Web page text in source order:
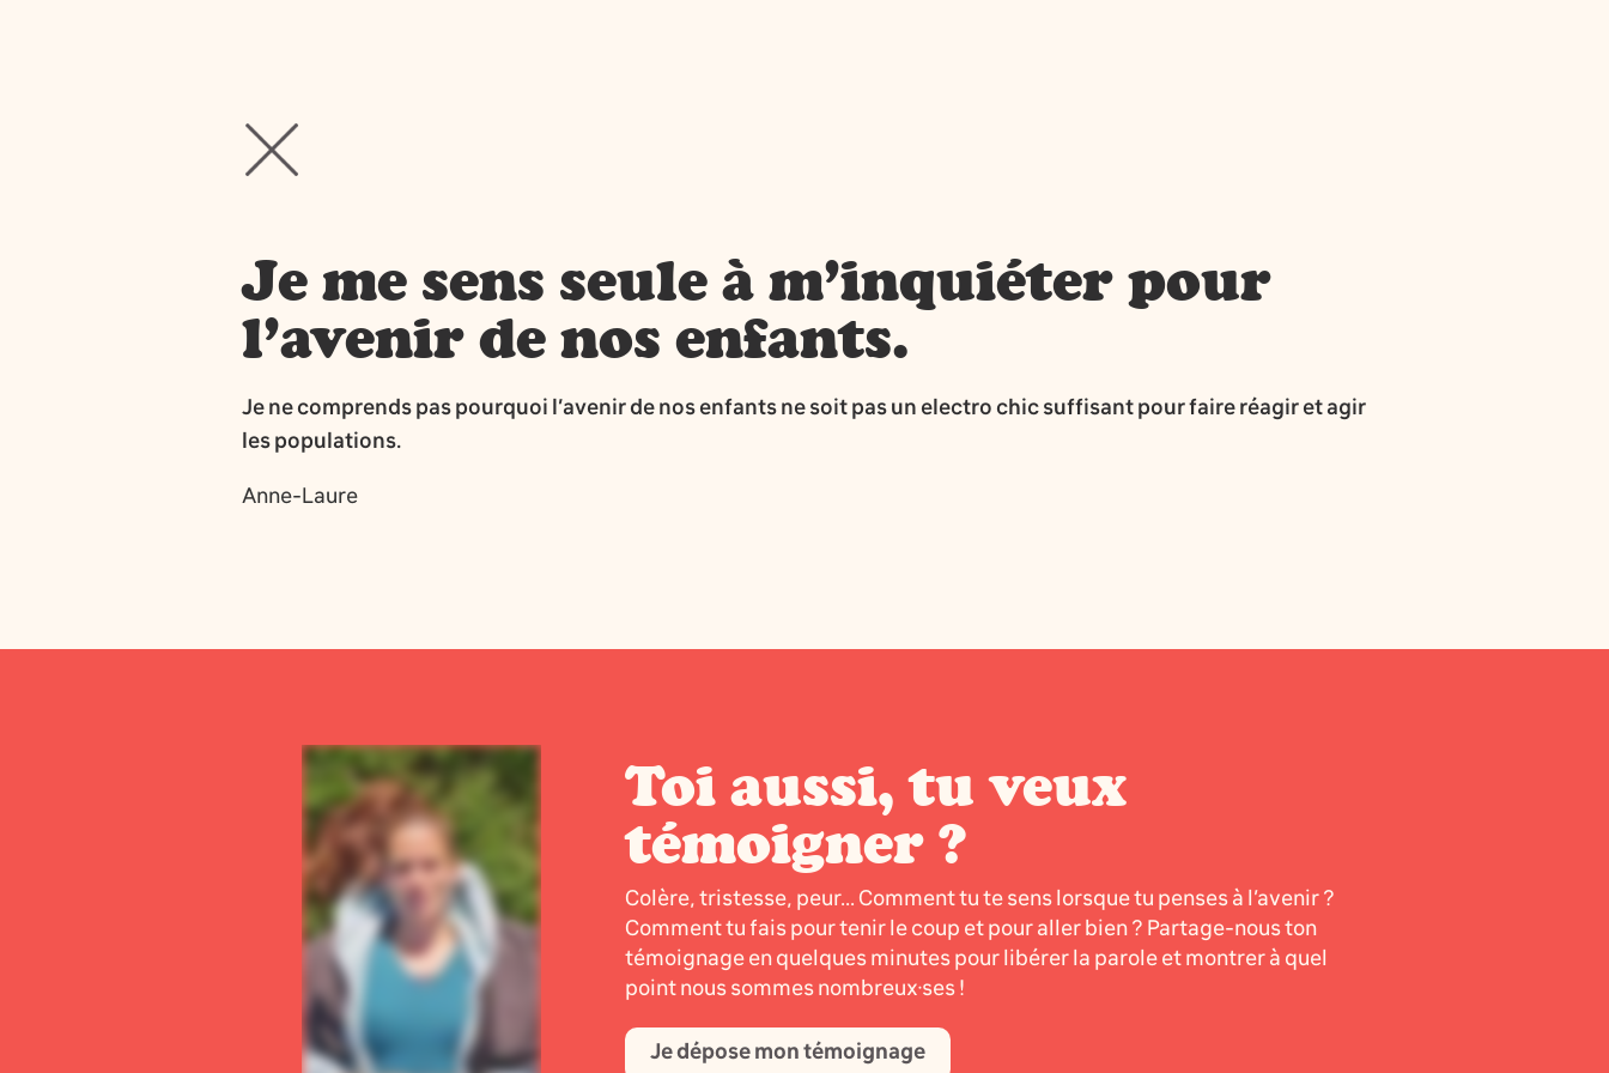
Je me sens seule à m’inquiéter pour
l’avenir de nos enfants.
Je ne comprends pas pourquoi l’avenir de nos enfants ne soit pas un electro chic suffisant pour faire réagir et agir
les populations.
Anne-Laure
Toi aussi, tu veux
témoigner ?
Colère, tristesse, peur... Comment tu te sens lorsque tu penses à l’avenir ?
Comment tu fais pour tenir le coup et pour aller bien ? Partage-nous ton
témoignage en quelques minutes pour libérer la parole et montrer à quel
point nous sommes nombreux·ses !
Je dépose mon témoignage